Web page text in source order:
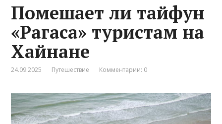
Помешает ли тайфун
«Рагаса» туристам на
Хайнане
24.09.2025 Путешествие Комментарии: 0